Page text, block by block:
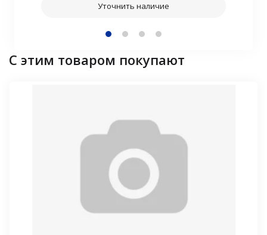
Уточнить наличие
С этим товаром покупают